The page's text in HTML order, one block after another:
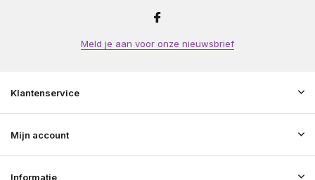
Meld je aan voor onze nieuwsbrief
Klantenservice
Mijn account
Informatie